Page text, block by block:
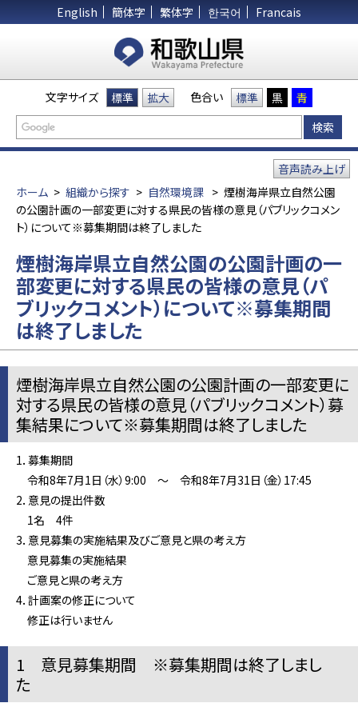
English 簡体字 繁体字 한국어 Francais
文字サイズ 標準 拡大 色合い 標準 黒 青
ホーム > 組織から探す > 自然環境課 > 煙樹海岸県立自然公園
の公園計画の一部変更に対する県民の皆様の意見（パブリックコメン
ト）について※募集期間は終了しました
音声読み上げ
煙樹海岸県立自然公園の公園計画の一
部変更に対する県民の皆様の意見（パ
ブリックコメント）について※募集期間
は終了しました
煙樹海岸県立自然公園の公園計画の一部変更に
対する県民の皆様の意見（パブリックコメント）募
集結果について※募集期間は終了しました
1．募集期間
令和8年7月1日（水）9:00 ～ 令和8年7月31日（金）17:45
2．意見の提出件数
1名 4件
3．意見募集の実施結果及びご意見と県の考え方
意見募集の実施結果
ご意見と県の考え方
4．計画案の修正について
修正は行いません
1 意見募集期間 ※募集期間は終了しまし
た